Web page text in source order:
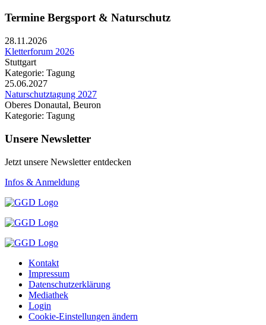
Termine Bergsport & Naturschutz
28.11.2026
Kletterforum 2026
Stuttgart
Kategorie: Tagung
25.06.2027
Naturschutztagung 2027
Oberes Donautal, Beuron
Kategorie: Tagung
Unsere Newsletter
Jetzt unsere Newsletter entdecken
Infos & Anmeldung
Kontakt
Impressum
Datenschutzerklärung
Mediathek
Login
Cookie-Einstellungen ändern